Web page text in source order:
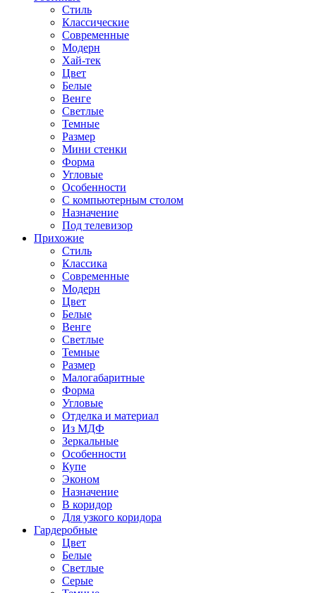
Стиль
Классические
Современные
Модерн
Хай-тек
Цвет
Белые
Венге
Светлые
Темные
Размер
Мини стенки
Форма
Угловые
Особенности
С компьютерным столом
Назначение
Под телевизор
Прихожие
Стиль
Классика
Современные
Модерн
Цвет
Белые
Венге
Светлые
Темные
Размер
Малогабаритные
Форма
Угловые
Отделка и материал
Из МДФ
Зеркальные
Особенности
Купе
Эконом
Назначение
В коридор
Для узкого коридора
Гардеробные
Цвет
Белые
Светлые
Серые